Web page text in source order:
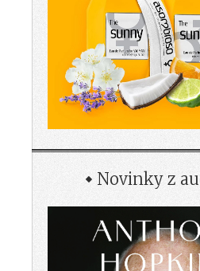
Novinky z